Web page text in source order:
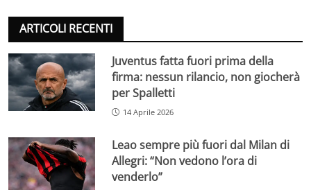
ARTICOLI RECENTI
Juventus fatta fuori prima della
firma: nessun rilancio, non giocherà
per Spalletti
14 Aprile 2026
Leao sempre più fuori dal Milan di
Allegri: “Non vedono l’ora di
venderlo”